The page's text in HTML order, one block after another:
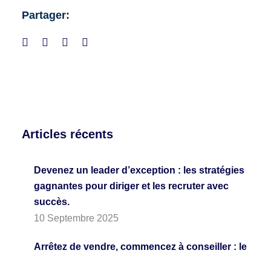
Articles récents
Devenez un leader d’exception : les stratégies
gagnantes pour diriger et les recruter avec
succès.
10 Septembre 2025
Arrêtez de vendre, commencez à conseiller : le
Partager: